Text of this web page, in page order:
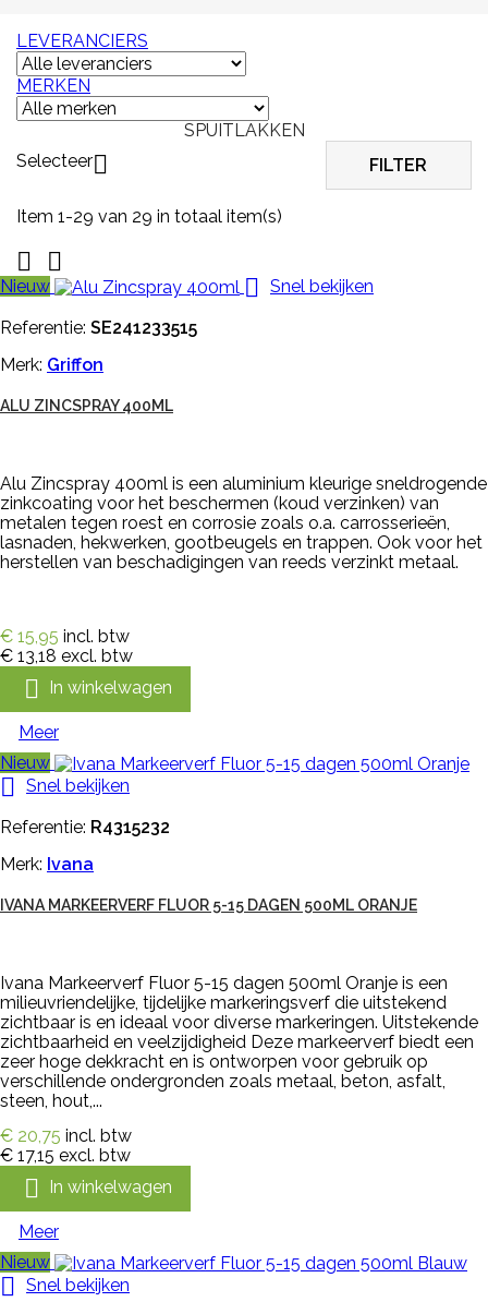
LEVERANCIERS
MERKEN
SPUITLAKKEN
Selecteer FILTER
Item 1-29 van 29 in totaal item(s)
 
Nieuw  Snel bekijken
Referentie: SE241233515
Merk: Griffon
ALU ZINCSPRAY 400ML
Alu Zincspray 400ml is een aluminium kleurige sneldrogende
zinkcoating voor het beschermen (koud verzinken) van
metalen tegen roest en corrosie zoals o.a. carrosserieën,
lasnaden, hekwerken, gootbeugels en trappen. Ook voor het
herstellen van beschadigingen van reeds verzinkt metaal.
€ 15,95 incl. btw
€ 13,18 excl. btw
 In winkelwagen
Meer
Nieuw
 Snel bekijken
Referentie: R4315232
Merk: Ivana
IVANA MARKEERVERF FLUOR 5-15 DAGEN 500ML ORANJE
Ivana Markeerverf Fluor 5-15 dagen 500ml Oranje is een
milieuvriendelijke, tijdelijke markeringsverf die uitstekend
zichtbaar is en ideaal voor diverse markeringen. Uitstekende
zichtbaarheid en veelzijdigheid Deze markeerverf biedt een
zeer hoge dekkracht en is ontworpen voor gebruik op
verschillende ondergronden zoals metaal, beton, asfalt,
steen, hout,...
€ 20,75 incl. btw
€ 17,15 excl. btw
 In winkelwagen
Meer
Nieuw
 Snel bekijken